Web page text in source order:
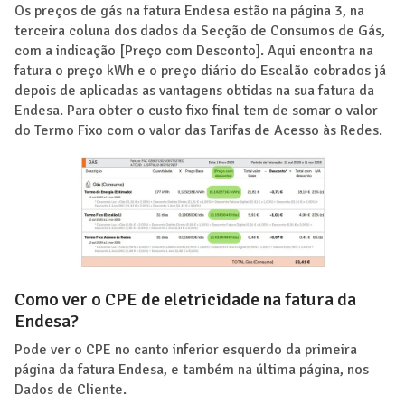
Os preços de gás na fatura Endesa estão na página 3, na
terceira coluna dos dados da Secção de Consumos de Gás,
com a indicação [Preço com Desconto]. Aqui encontra na
fatura o preço kWh e o preço diário do Escalão cobrados já
depois de aplicadas as vantagens obtidas na sua fatura da
Endesa. Para obter o custo fixo final tem de somar o valor
do Termo Fixo com o valor das Tarifas de Acesso às Redes.
Como ver o CPE de eletricidade na fatura da
Endesa?
Pode ver o CPE no canto inferior esquerdo da primeira
página da fatura Endesa, e também na última página, nos
Dados de Cliente.